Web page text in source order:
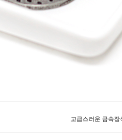
고급스러운 금속